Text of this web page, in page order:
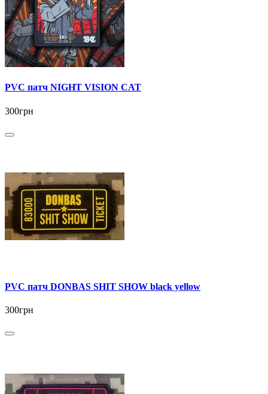
PVC патч NIGHT VISION CAT
300грн
PVC патч DONBAS SHIT SHOW black yellow
300грн